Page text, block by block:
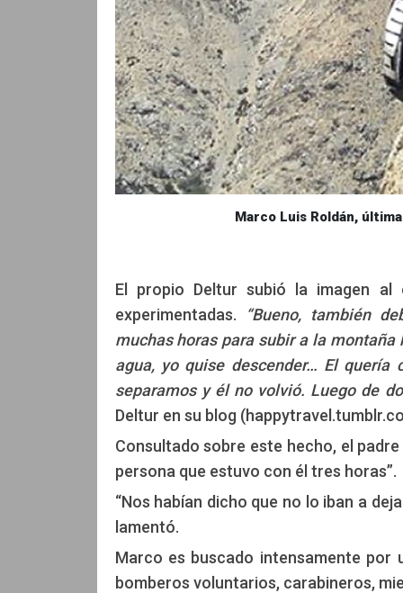
Marco Luis Roldán,
El propio Deltur subió la imagen al
experimentadas.
“Bueno, también
muchas horas para subir a la
agua, yo quise descender… El
separamos y él no volvió. Luego de
Deltur en su blog
Consultado sobre este hecho, el
persona que estuvo con él tres horas”.
“Nos habían dicho que no lo iban a
lamentó.
Marco es buscado intensamente por
bomberos voluntarios, carabineros,